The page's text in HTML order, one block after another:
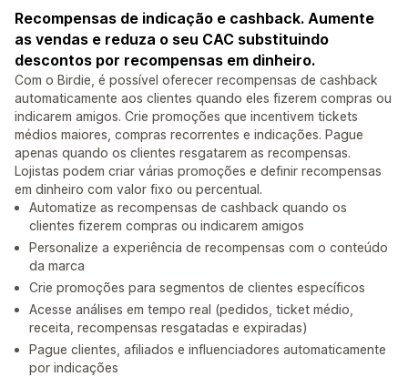
Recompensas de indicação e cashback. Aumente
as vendas e reduza o seu CAC substituindo
descontos por recompensas em dinheiro.
Com o Birdie, é possível oferecer recompensas de cashback
automaticamente aos clientes quando eles fizerem compras ou
indicarem amigos. Crie promoções que incentivem tickets
médios maiores, compras recorrentes e indicações. Pague
apenas quando os clientes resgatarem as recompensas.
Lojistas podem criar várias promoções e definir recompensas
em dinheiro com valor fixo ou percentual.
Automatize as recompensas de cashback quando os
clientes fizerem compras ou indicarem amigos
Personalize a experiência de recompensas com o conteúdo
da marca
Crie promoções para segmentos de clientes específicos
Acesse análises em tempo real (pedidos, ticket médio,
receita, recompensas resgatadas e expiradas)
Pague clientes, afiliados e influenciadores automaticamente
por indicações